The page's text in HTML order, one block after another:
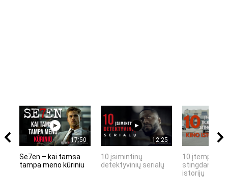
17:50
Se7en – kai tamsa
tampa meno kūriniu
12:25
10 įsimintinų
detektyvinių serialų
10 įtemptų,
stingdančių
istorijų